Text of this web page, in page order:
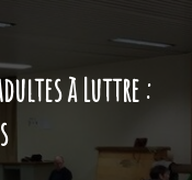
à Luttre :